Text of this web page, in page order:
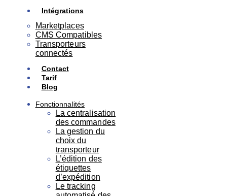
Intégrations
Marketplaces
CMS Compatibles
Transporteurs
connectés
Contact
Tarif
Blog
Fonctionnalités
La centralisation
des commandes
La gestion du
choix du
transporteur
L’édition des
étiquettes
d’expédition
Le tracking